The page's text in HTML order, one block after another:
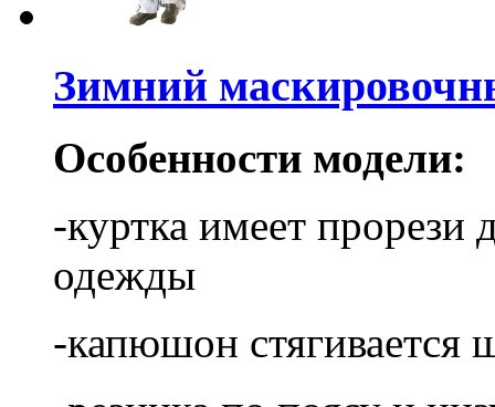
Зимний
Особенности модели:
-куртка имеет прорези
одежды
-капюшон стягивается